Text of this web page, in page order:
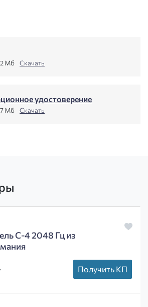
Мб Скачать
удостоверение
Мб Скачать
С-4 2048 Гц из
Получить КП